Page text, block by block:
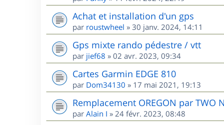
Achat et installation d'un gps
par roustwheel » 30 janv. 2024, 14:11
Gps mixte rando pédestre / vtt
par jief68 » 02 avr. 2023, 09:34
Cartes Garmin EDGE 810
par Dom34130 » 17 mai 2021, 19:13
Remplacement OREGON par TWO
par Alain I » 24 févr. 2023, 08:48